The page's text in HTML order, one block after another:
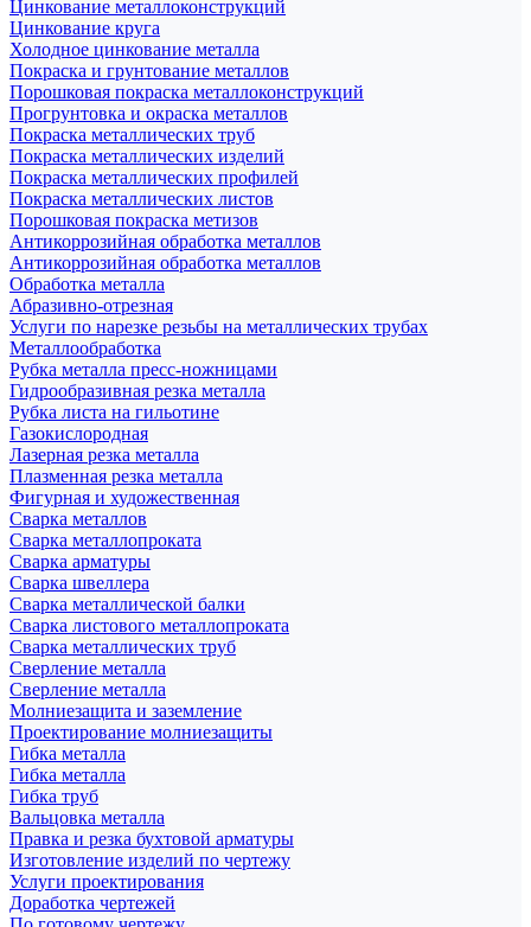
Цинкование металлоконструкций
Цинкование круга
Холодное цинкование металла
Покраска и грунтование металлов
Порошковая покраска металлоконструкций
Прогрунтовка и окраска металлов
Покраска металлических труб
Покраска металлических изделий
Покраска металлических профилей
Покраска металлических листов
Порошковая покраска метизов
Антикоррозийная обработка металлов
Антикоррозийная обработка металлов
Обработка металла
Абразивно-отрезная
Услуги по нарезке резьбы на металлических трубах
Металлообработка
Рубка металла пресс-ножницами
Гидрообразивная резка металла
Рубка листа на гильотине
Газокислородная
Лазерная резка металла
Плазменная резка металла
Фигурная и художественная
Сварка металлов
Сварка металлопроката
Сварка арматуры
Сварка швеллера
Сварка металлической балки
Сварка листового металлопроката
Сварка металлических труб
Сверление металла
Сверление металла
Молниезащита и заземление
Проектирование молниезащиты
Гибка металла
Гибка металла
Гибка труб
Вальцовка металла
Правка и резка бухтовой арматуры
Изготовление изделий по чертежу
Услуги проектирования
Доработка чертежей